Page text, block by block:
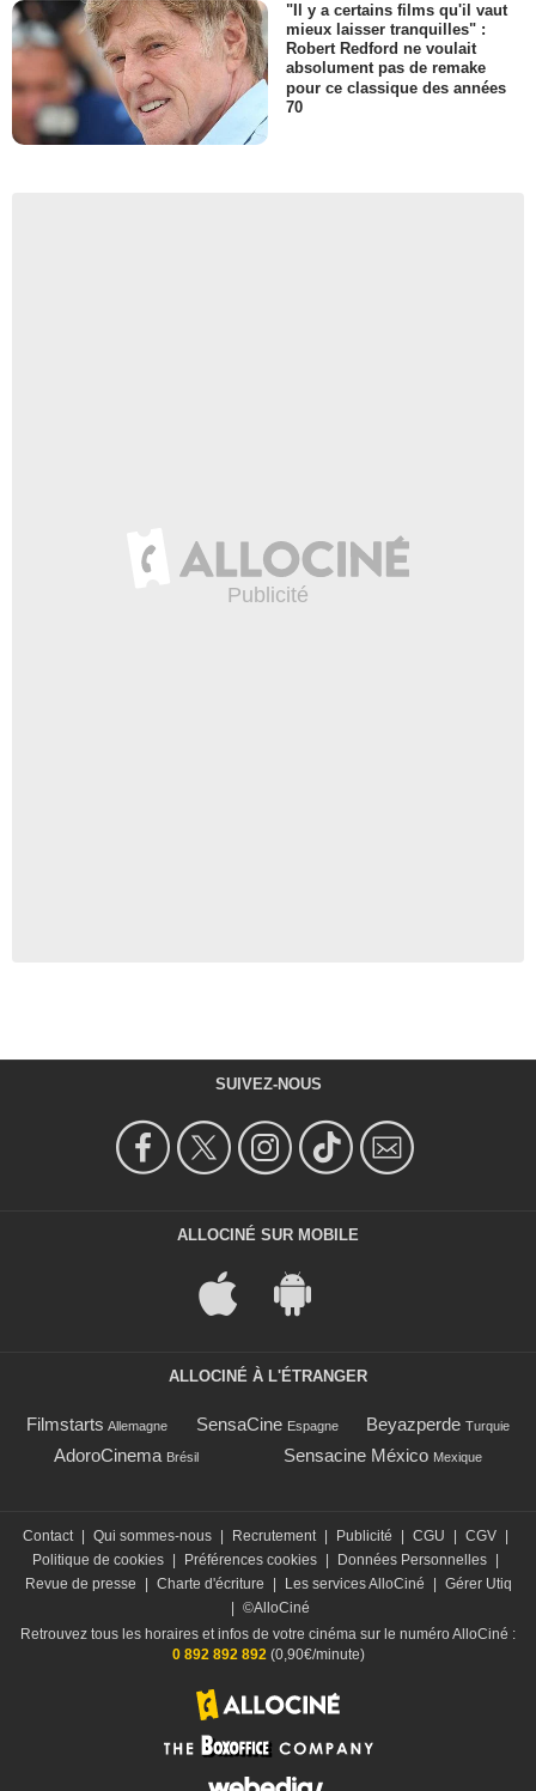
"Il y a certains films qu'il vaut
mieux laisser tranquilles" :
Robert Redford ne voulait
absolument pas de remake
pour ce classique des années
70
SUIVEZ-NOUS
ALLOCINÉ SUR MOBILE
ALLOCINÉ À L'ÉTRANGER
Filmstarts Allemagne SensaCine Espagne Beyazperde Turquie
AdoroCinema Brésil Sensacine México Mexique
Contact | Qui sommes-nous | Recrutement | Publicité | CGU | CGV |
Politique de cookies | Préférences cookies | Données Personnelles |
Revue de presse
| Charte d'écriture | Les services AlloCiné | Gérer Utiq
| ©AlloCiné
Retrouvez tous les horaires et infos de votre cinéma sur le numéro AlloCiné :
0 892 892 892 (0,90€/minute)